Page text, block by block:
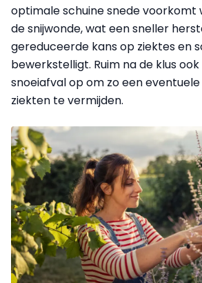
optimale schuine snede voorkomt
de snijwonde, wat een sneller
gereduceerde kans op ziektes en
bewerkstelligt. Ruim na de klus
snoeiafval op om zo een
ziekten te vermijden.